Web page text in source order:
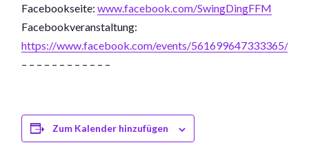
Facebookseite:www.facebook.com/SwingDingFFM
Facebookveranstaltung:
https://www.facebook.com/events/561699647333365/
– – – – – – – – – – – –
Zum Kalender hinzufügen